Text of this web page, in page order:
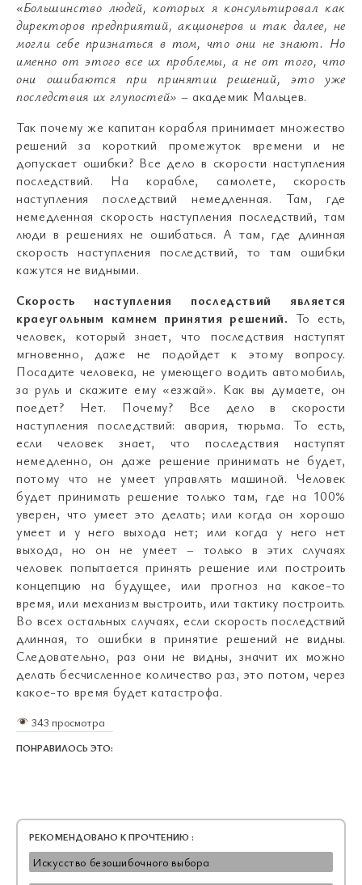
«Большинство людей, которых я консультировал как
директоров предприятий, акционеров и так далее, не
могли себе признаться в том, что они не знают. Но
именно от этого все их проблемы, а не от того, что
они ошибаются при принятии решений, это уже
последствия их глупостей» – академик Мальцев.
Так почему же капитан корабля принимает множество
решений за короткий промежуток времени и не
допускает ошибки? Все дело в скорости наступления
последствий. На корабле, самолете, скорость
наступления последствий немедленная. Там, где
немедленная скорость наступления последствий, там
люди в решениях не ошибаться. А там, где длинная
скорость наступления последствий, то там ошибки
кажутся не видными.
Скорость наступления последствий является
краеугольным камнем принятия решений. То есть,
человек, который знает, что последствия наступят
мгновенно, даже не подойдет к этому вопросу.
Посадите человека, не умеющего водить автомобиль,
за руль и скажите ему «езжай». Как вы думаете, он
поедет? Нет. Почему? Все дело в скорости
наступления последствий: авария, тюрьма. То есть,
если человек знает, что последствия наступят
немедленно, он даже решение принимать не будет,
потому что не умеет управлять машиной. Человек
будет принимать решение только там, где на 100%
уверен, что умеет это делать; или когда он хорошо
умеет и у него выхода нет; или когда у него нет
выхода, но он не умеет – только в этих случаях
человек попытается принять решение или построить
концепцию на будущее, или прогноз на какое-то
время, или механизм выстроить, или тактику построить.
Во всех остальных случаях, если скорость последствий
длинная, то ошибки в принятие решений не видны.
Следовательно, раз они не видны, значит их можно
делать бесчисленное количество раз, это потом, через
какое-то время будет катастрофа.
343 просмотра
ПОНРАВИЛОСЬ ЭТО:
РЕКОМЕНДОВАНО К ПРОЧТЕНИЮ :
Искусство безошибочного выбора